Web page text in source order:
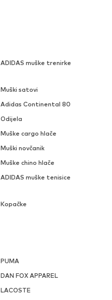
ADIDAS muške trenirke
Muški satovi
Adidas Continental 80
Odijela
Muške cargo hlače
Muški novčanik
Muške chino hlače
ADIDAS muške tenisice
Kopačke
PUMA
DAN FOX APPAREL
LACOSTE